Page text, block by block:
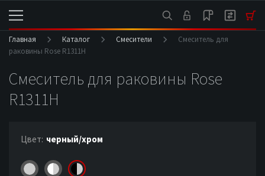
Главная Каталог Смесители
Смеситель для
раковины Rose R1311H
Смеситель для раковины Rose
R1311H
Цвет: черный/хром